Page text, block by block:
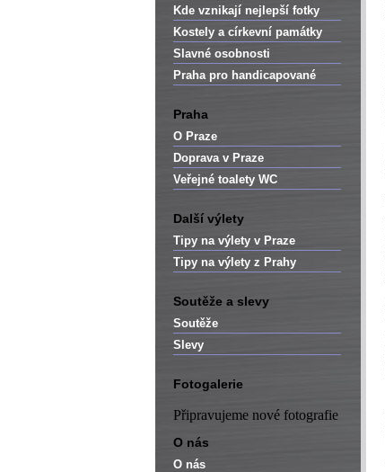
Kde vznikají nejlepší fotky
Kostely a církevní památky
Slavné osobnosti
Praha pro handicapované
Praha
O Praze
Doprava v Praze
Veřejné toalety WC
Další výlety
Tipy na výlety v Praze
Tipy na výlety z Prahy
Soutěže a slevy
Soutěže
Slevy
Fotogalerie
Připravujeme nové fotografie
O nás
O nás